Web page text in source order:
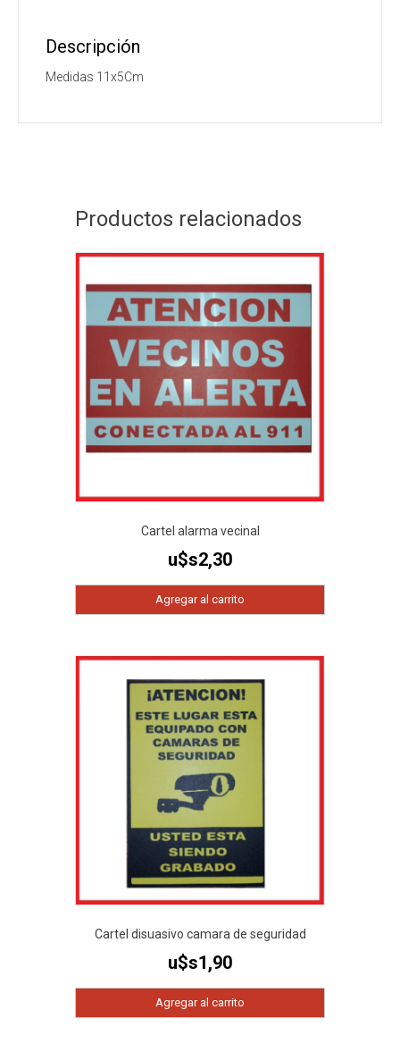
Descripción
Medidas 11x5Cm
Productos relacionados
Cartel alarma vecinal
u$s2,30
Agregar al carrito
Cartel disuasivo camara de seguridad
u$s1,90
Agregar al carrito